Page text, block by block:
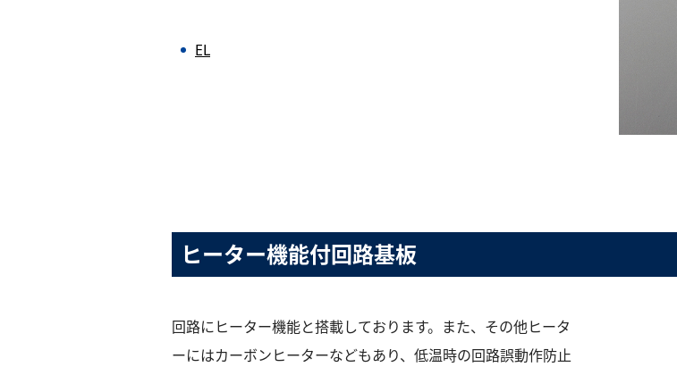
EL
ヒーター機能付回路基板
回路にヒーター機能と搭載しております。また、その他ヒータ
ーにはカーボンヒーターなどもあり、低温時の回路誤動作防止